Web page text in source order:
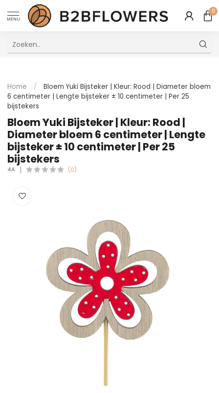
MENU
0
Home /
Bloem Yuki Bijsteker | Kleur: Rood | Diameter bloem
6 centimeter | Lengte bijsteker ± 10 centimeter | Per 25
bijstekers
Bloem Yuki Bijsteker | Kleur: Rood |
Diameter bloem 6 centimeter | Lengte
bijsteker ± 10 centimeter | Per 25
bijstekers
4A (0)